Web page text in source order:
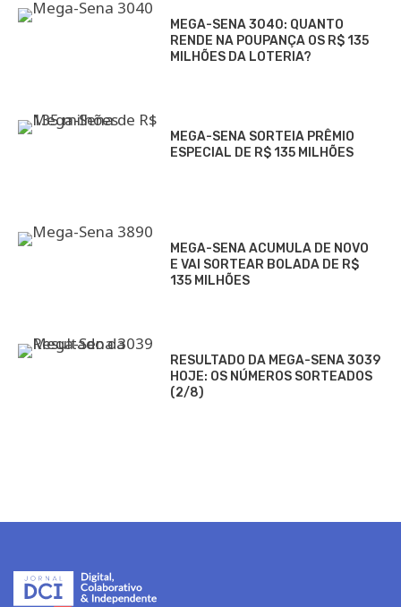
MEGA-SENA 3040: QUANTO
RENDE NA POUPANÇA OS R$ 135
MILHÕES DA LOTERIA?
MEGA-SENA SORTEIA PRÊMIO
ESPECIAL DE R$ 135 MILHÕES
MEGA-SENA ACUMULA DE NOVO
E VAI SORTEAR BOLADA DE R$
135 MILHÕES
RESULTADO DA MEGA-SENA 3039
HOJE: OS NÚMEROS SORTEADOS
(2/8)